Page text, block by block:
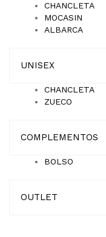
CHANCLETA
MOCASIN
ALBARCA
UNISEX
CHANCLETA
ZUECO
COMPLEMENTOS
BOLSO
OUTLET